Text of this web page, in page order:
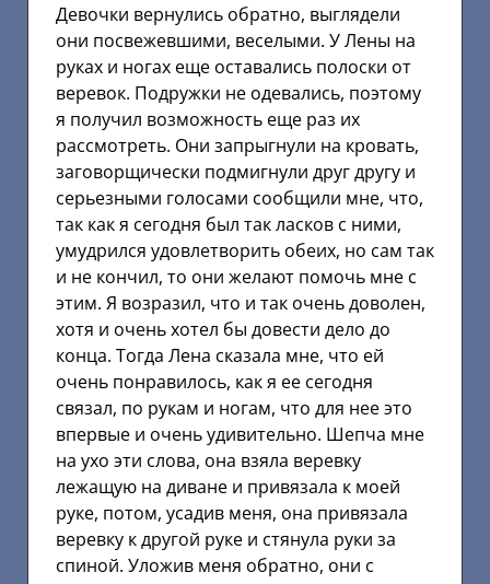
Девочки вернулись обратно, выглядели
они посвежевшими, веселыми. У Лены на
руках и ногах еще оставались полоски от
веревок. Подружки не одевались, поэтому
я получил возможность еще раз их
рассмотреть. Они запрыгнули на кровать,
заговорщически подмигнули друг другу и
серьезными голосами сообщили мне, что,
так как я сегодня был так ласков с ними,
умудрился удовлетворить обеих, но сам так
и не кончил, то они желают помочь мне с
этим. Я возразил, что и так очень доволен,
хотя и очень хотел бы довести дело до
конца. Тогда Лена сказала мне, что ей
очень понравилось, как я ее сегодня
связал, по рукам и ногам, что для нее это
впервые и очень удивительно. Шепча мне
на ухо эти слова, она взяла веревку
лежащую на диване и привязала к моей
руке, потом, усадив меня, она привязала
веревку к другой руке и стянула руки за
спиной. Уложив меня обратно, они с